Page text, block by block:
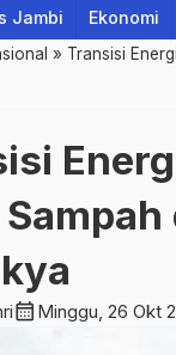
Jambi Ekonomi
» Transisi
calendar_month Minggu, 26 Okt